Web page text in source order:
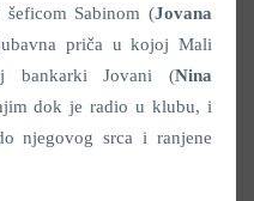
Sabinom (Jovana
priča u kojoj Mali
bankarki Jovani (Nina
dok je radio u klubu, i
njegovog srca i ranjene